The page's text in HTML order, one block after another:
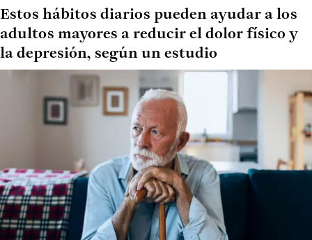
Estos hábitos diarios pueden ayudar a los
adultos mayores a reducir el dolor físico y
la depresión, según un estudio